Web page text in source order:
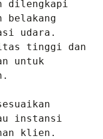
dilengkapi
udara.
tinggi dan
untuk
instansi
klien.